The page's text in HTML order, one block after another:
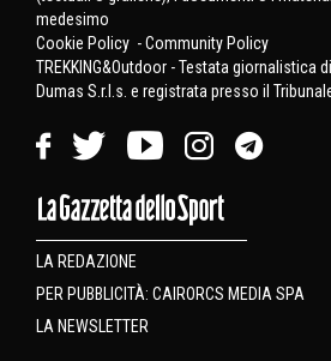
medesimo
Cookie Policy -Community Policy
TREKKING&Outdoor - Testata giornalistica
Dumas S.r.l.s. e registrata presso il
LA REDAZIONE
PER PUBBLICITÀ: CAIRORCS MEDIA SPA
LA NEWSLETTER